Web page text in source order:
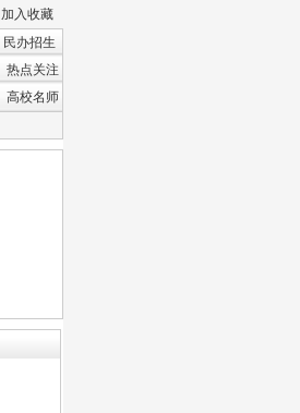
加入收藏
民办招生
热点关注
高校名师